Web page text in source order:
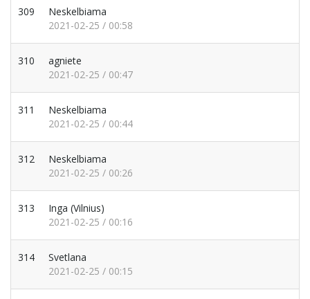
309
Neskelbiama
2021-02-25 / 00:58
310
agniete
2021-02-25 / 00:47
311
Neskelbiama
2021-02-25 / 00:44
312
Neskelbiama
2021-02-25 / 00:26
313 Inga (Vilnius)
2021-02-25 / 00:16
314
Svetlana
2021-02-25 / 00:15